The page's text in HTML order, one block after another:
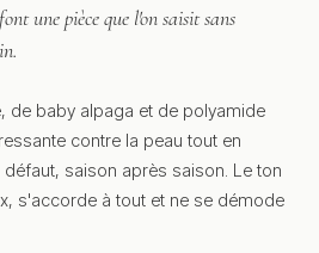
une pièce que l'on saisit sans
de baby alpaga et de polyamide
contre la peau tout en
saison après saison. Le ton
s'accorde à tout et ne se démode